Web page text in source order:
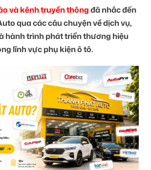
và kênh truyền thôngđã nhắc đến
qua các câu chuyện về dịch vụ,
hành trình phát triển thương hiệu
lĩnh vực phụ kiện ô tô.